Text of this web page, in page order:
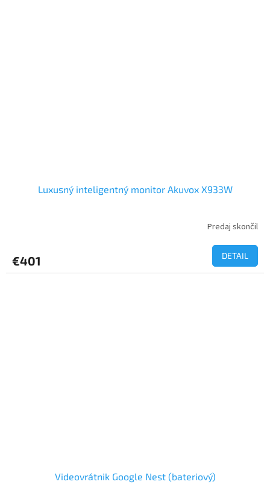
Luxusný inteligentný monitor Akuvox X933W
Predaj skončil
€401 DETAIL
Videovrátnik Google Nest (bateriový)